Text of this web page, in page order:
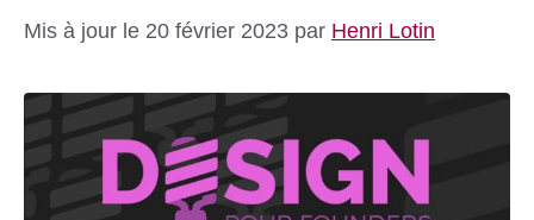
Mis à jour le 20 février 2023 par Henri Lotin